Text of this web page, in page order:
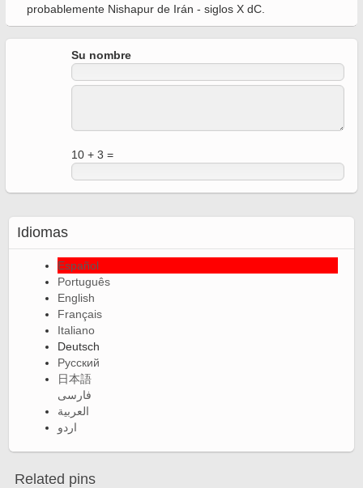
probablemente Nishapur de Irán - siglos X dC.
Su nombre
10 + 3 =
Idiomas
Español
Português
English
Français
Italiano
Deutsch
Русский
日本語
فارسی
العربية
اردو
Related pins